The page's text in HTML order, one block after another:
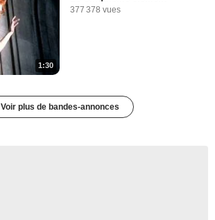
1:30
377 378 vues
Voir plus de bandes-annonces